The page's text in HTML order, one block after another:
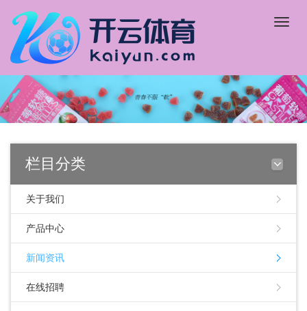
Toggle
栏目分类
关于我们
产品中心
新闻资讯
在线招聘